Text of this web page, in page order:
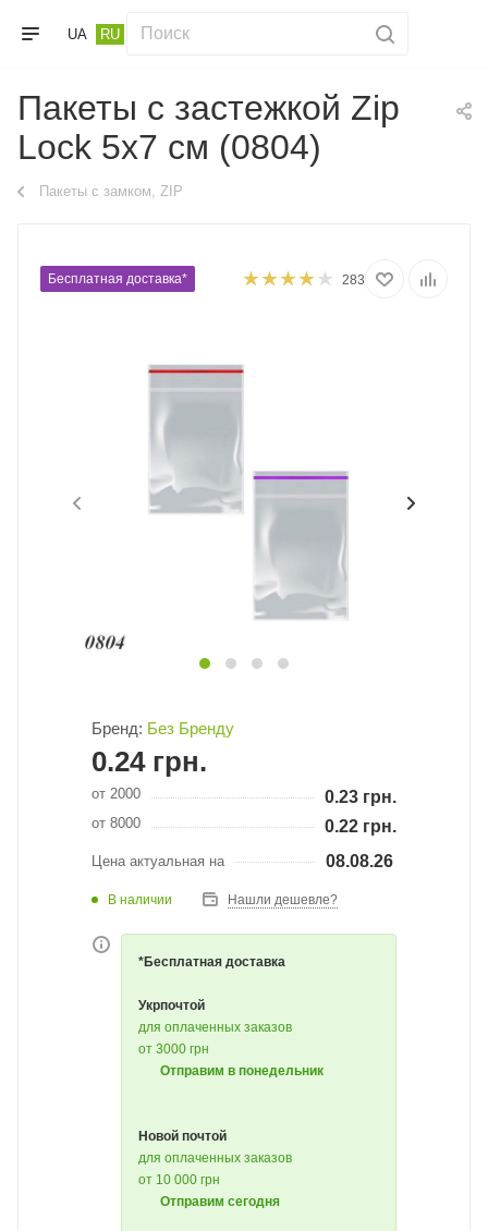
UA RU
Пакеты с застежкой Zip
Lock 5х7 см (0804)
Пакеты с замком, ZIP
Бесплатная доставка* 283
Бренд: Без Бренду
0.24грн.
от 2000 0.23 грн.
от 8000 0.22 грн.
Цена актуальная на 08.08.26
В наличии Нашли дешевле?
*Бесплатная доставка
Укрпочтой
для оплаченных заказов
от 3000 грн
Отправим в понедельник
Новой почтой
для оплаченных заказов
от 10 000 грн
Отправим сегодня